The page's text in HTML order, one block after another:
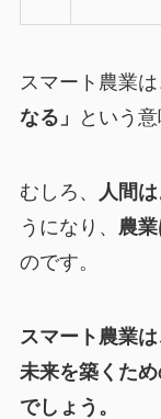
スマート農業
なる」
という
むしろ、 人間
うになり、 農
のです。
スマート農業
未来を築くた
でしょう。